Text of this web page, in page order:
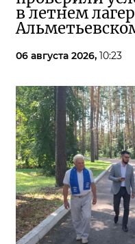
в летнем
06 августа 2026, 10:23